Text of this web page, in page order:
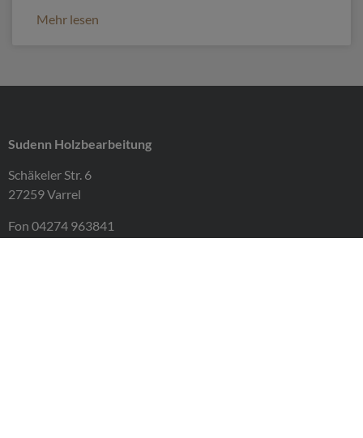
Mehr lesen
Sudenn Holzbearbeitung
Schäkeler Str. 6
27259 Varrel
Fon 04274 963841